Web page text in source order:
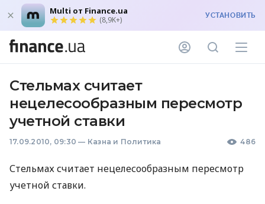
Multi от Finance.ua
(8,9K+) УСТАНОВИТЬ
Стельмах считает
нецелесообразным пересмотр
учетной ставки
17.09.2010, 09:30 — Казна и Политика 486
Стельмах считает нецелесообразным пересмотр
учетной ставки.